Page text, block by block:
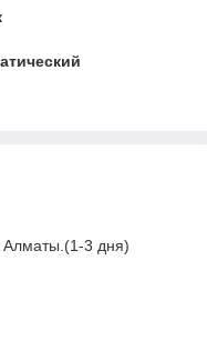
Алматы.(1-3 дня)